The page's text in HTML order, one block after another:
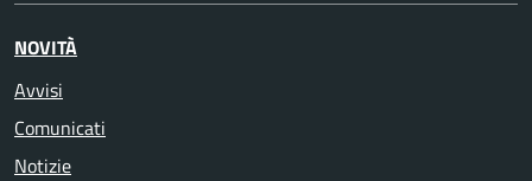
NOVITÀ
Avvisi
Comunicati
Notizie